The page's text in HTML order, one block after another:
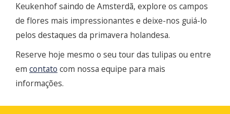
Keukenhof saindo de Amsterdã, explore os campos
de flores mais impressionantes e deixe-nos guiá-lo
pelos destaques da primavera holandesa.
Reserve hoje mesmo o seu tour das tulipas ou entre
em contato com nossa equipe para mais
informações.